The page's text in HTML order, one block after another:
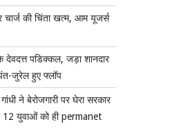
की चिंता खत्म, आम यूजर्स
पडिक्कल, जड़ा शानदार
जुरेल हुए फ्लॉप
ने बेरोजगारी पर घेरा सरकार
युवाओं को ही permanet